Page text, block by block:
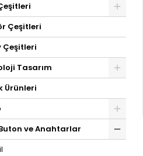
Çeşitleri
Çeşitleri
Tasarım
Ürünleri
ve Anahtarlar